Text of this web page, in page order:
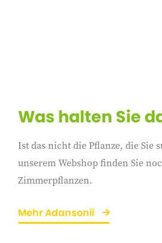
Was halten Sie
Ist das nicht die Pflanze, die Sie
unserem Webshop finden Sie
Zimmerpflanzen.
Mehr Adansonii